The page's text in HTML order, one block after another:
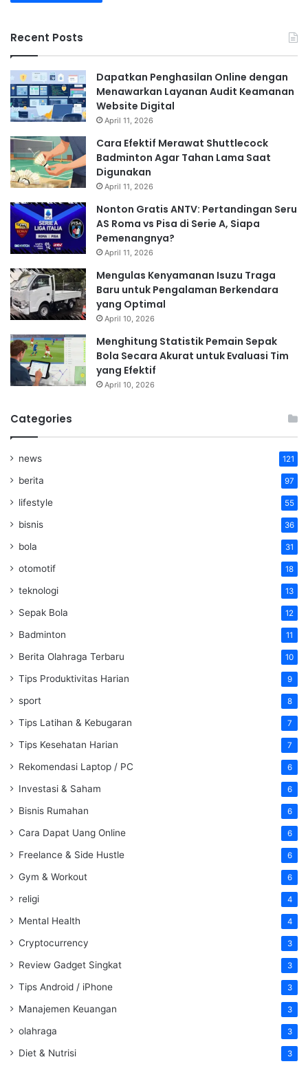
Recent Posts
Dapatkan Penghasilan Online dengan
Menawarkan Layanan Audit Keamanan
Website Digital
April 11, 2026
Cara Efektif Merawat Shuttlecock
Badminton Agar Tahan Lama Saat
Digunakan
April 11, 2026
Nonton Gratis ANTV: Pertandingan Seru
AS Roma vs Pisa di Serie A, Siapa
Pemenangnya?
April 11, 2026
Mengulas Kenyamanan Isuzu Traga
Baru untuk Pengalaman Berkendara
yang Optimal
April 10, 2026
Menghitung Statistik Pemain Sepak
Bola Secara Akurat untuk Evaluasi Tim
yang Efektif
April 10, 2026
Categories
news 121
berita 97
lifestyle 55
bisnis 36
bola 31
otomotif 18
teknologi 13
Sepak Bola 12
Badminton 11
Berita Olahraga Terbaru 10
Tips Produktivitas Harian 9
sport 8
Tips Latihan & Kebugaran 7
Tips Kesehatan Harian 7
Rekomendasi Laptop / PC 6
Investasi & Saham 6
Bisnis Rumahan 6
Cara Dapat Uang Online 6
Freelance & Side Hustle 6
Gym & Workout 6
religi 4
Mental Health 4
Cryptocurrency 3
Review Gadget Singkat 3
Tips Android / iPhone 3
Manajemen Keuangan 3
olahraga 3
Diet & Nutrisi 3